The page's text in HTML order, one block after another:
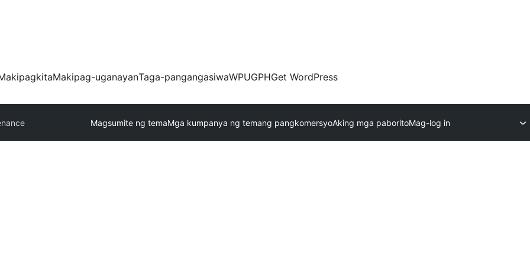
Makipag-uganayanTaga-pangangasiwaWPUGPHGet WordPress
Magsumite ng temaMga kumpanya ng temang pangkomersyoAking mga paboritoMag-log in